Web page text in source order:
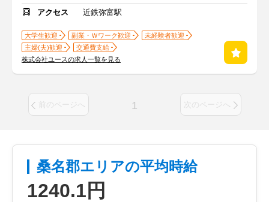
アクセス
近鉄弥富駅
大学生歓迎 副業・Ｗワーク歓迎
未経験者歓迎
主婦(夫)歓迎
交通費支給
株式会社ユースの求人一覧を見る
前のページへ 1 次のページへ
桑名郡エリアの平均時給
1240.1円